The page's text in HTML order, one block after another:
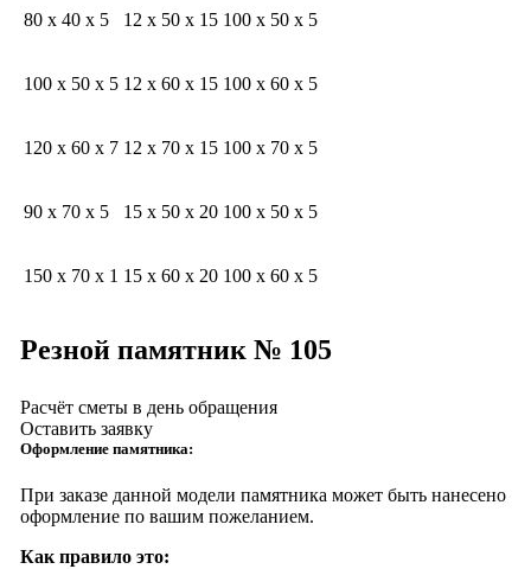
80 x 40 x 5 12 x 50 x 15 100 x 50 x 5
100 x 50 x 5 12 x 60 x 15 100 x 60 x 5
120 x 60 x 7 12 x 70 x 15 100 x 70 x 5
90 x 70 x 5 15 x 50 x 20 100 x 50 x 5
150 x 70 x 1 15 x 60 x 20 100 x 60 x 5
Резной памятник № 105
Расчёт сметы в день обращения
Оставить заявку
Оформление памятника:
При заказе данной модели памятника может быть нанесено
оформление по вашим пожеланием.
Как правило это: